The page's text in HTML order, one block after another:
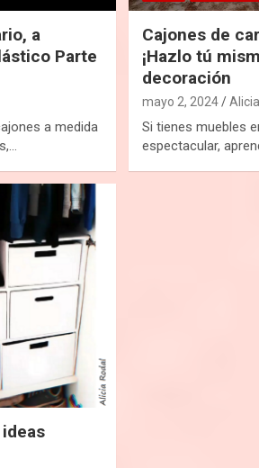
a
Parte
a medida
Cajones de
¡Hazlo tú
decoración
mayo 2, 2024
Si tienes muebles
espectacular,